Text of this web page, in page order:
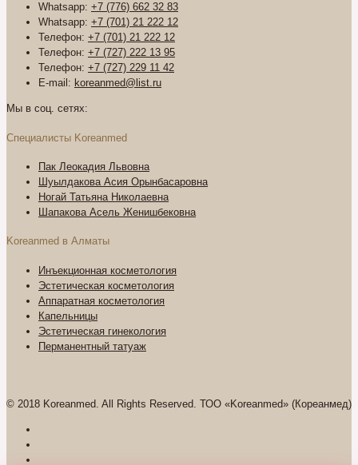
Whatsapp: +7 (776) 662 32 83
Whatsapp: +7 (701) 21 222 12
Телефон: +7 (701) 21 222 12
Телефон: +7 (727) 222 13 95
Телефон: +7 (727) 229 11 42
E-mail: koreanmed@list.ru
Мы в соц. сетях:
Специалисты Koreanmed
Пак Леокадия Львовна
Шуылдакова Асия Орынбасаровна
Ногай Татьяна Николаевна
Шапакова Асель Женишбековна
Koreanmed в Алматы
Инъекционная косметология
Эстетическая косметология
Аппаратная косметология
Капельницы
Эстетическая гинекология
Перманентный татуаж
© 2018 Koreanmed. All Rights Reserved. ТОО «Koreanmed» (Кореанмед)